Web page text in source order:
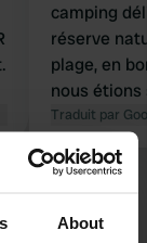
About
camping
réserve
plage, en
nous étions
bruit des
oiseaux
une brume
Traduit par